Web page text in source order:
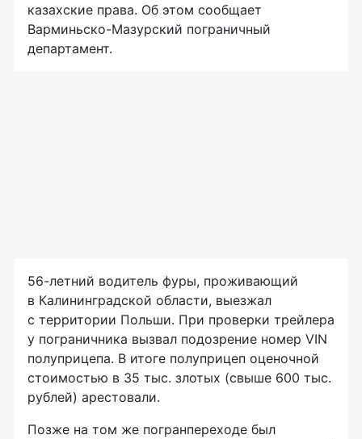
казахские права. Об этом сообщает
Варминьско-Мазурский пограничный
департамент.
56-летний водитель фуры, проживающий
в Калининградской области, выезжал
с территории Польши. При проверки трейлера
у пограничника вызвал подозрение номер VIN
полуприцепа. В итоге полуприцеп оценочной
стоимостью в 35 тыс. злотых (свыше 600 тыс.
рублей) арестовали.
Позже на том же погранпереходе был